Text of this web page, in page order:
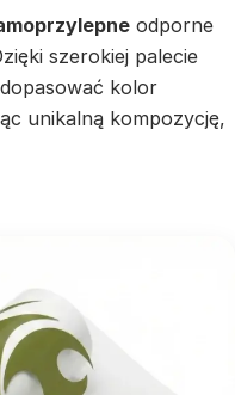
odporne
szerokiej palecie
kolor
unikalną kompozycję,